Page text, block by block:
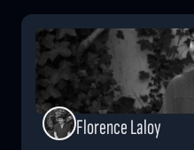
Florence Laloy